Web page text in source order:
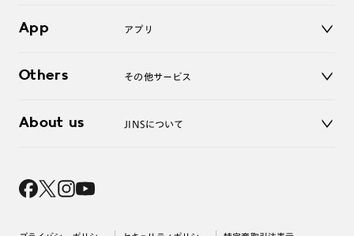
よくあるご質問
お問い合わせ
App アプリ
Others その他サービス
レンズ交換
About us JINSについて
採用情報
出店について